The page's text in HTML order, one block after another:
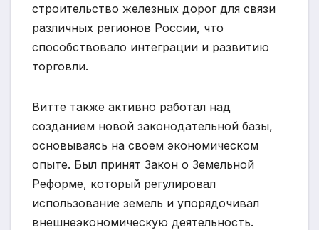
строительство железных дорог для связи
различных регионов России, что
способствовало интеграции и развитию
торговли.
Витте также активно работал над
созданием новой законодательной базы,
основываясь на своем экономическом
опыте. Был принят Закон о Земельной
Реформе, который регулировал
использование земель и упорядочивал
внешнеэкономическую деятельность.